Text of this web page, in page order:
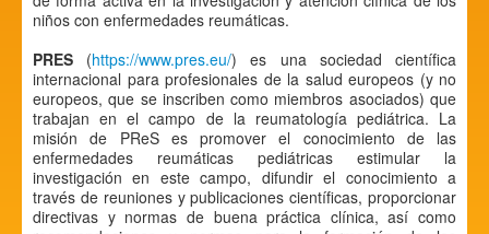
niños con enfermedades reumáticas.
PRES (https://www.pres.eu/) es una sociedad científica
internacional para profesionales de la salud europeos (y no
europeos, que se inscriben como miembros asociados) que
trabajan en el campo de la reumatología pediátrica. La
misión de PReS es promover el conocimiento de las
enfermedades reumáticas pediátricas estimular la
investigación en este campo, difundir el conocimiento a
través de reuniones y publicaciones científicas, proporcionar
directivas y normas de buena práctica clínica, así como